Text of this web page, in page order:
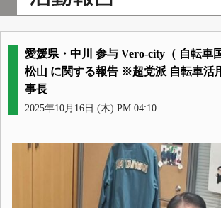
愛媛県・中川 参与 Vero-city（ 自転車
松山 に関する報告 ※超党派 自転車活
事長
2025年10月16日 (木) PM 04:10